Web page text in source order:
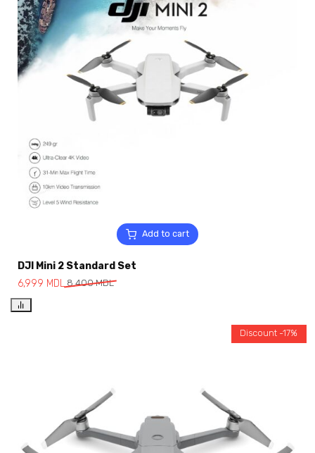
Add to cart
DJI Mini 2 Standard Set
8,400MDL
6,999 MDL
Discount -17%